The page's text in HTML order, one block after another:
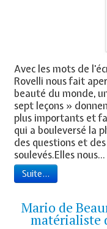
Avec les mots de
Rovelli nous fait
beauté du monde,
sept leçons »
plus importants et
qui a bouleversé la
des questions et
soulevés.Elles nous...
Suite...
Mario de
matérialiste